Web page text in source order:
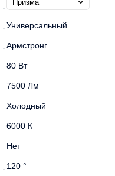
Универсальный
Армстронг
80 Вт
7500 Лм
Холодный
6000 К
Нет
120 °